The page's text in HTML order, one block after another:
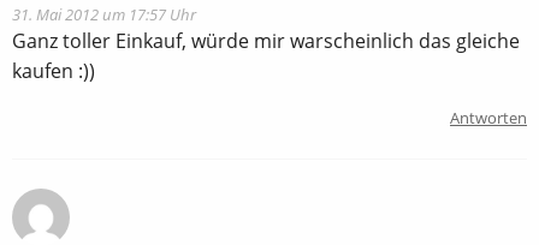
31. Mai 2012 um 17:57 Uhr
Ganz toller Einkauf, würde mir warscheinlich das gleiche
kaufen :))
Antworten